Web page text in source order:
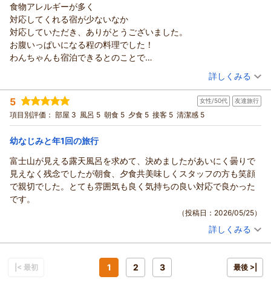
食物アレルギーが多く
対応してくれる宿が少ないなか
対応していただき、ありがとうございました。
お腹いっぱいになる程の料理でした！
わんちゃんも宿泊できるとのことで
次回はわんちゃんも連れてお泊まりしたいと思います。（投稿日：2026/05/26）
宿泊時期： 2026年04月宿泊 (家族旅行)
投稿者： くぅちゃんさん
宿泊プラン： 【じゃらんのお得な10日間】クチコミ5つ星の絶景天空露天と
季節の旬会席を愉しむ◆1泊2食付プランがお得！
和室 朝・夕
宿泊価格帯： 15,001～16,000円(大人一人あたり/税込)
詳しくみる
5 女性/50代 友達旅行
項目別評価： 部屋 3 風呂 5 朝食 5 夕食 5 接客 5 清潔感 5
幼なじみと年1回の旅行
富士山が見える露天風呂を求めて、決めましたがあいにく曇りで
見えなく残念でしたが朝食、夕食共美味しくスタッフの方も笑顔
で親切でした。とても雰囲気も良く気持ちの良い対応で良かった
です。
（投稿日：2026/05/25）
投稿者： あきさん(女性/50代)
季節の旬会席を愉しむ◆1泊2食付プランがお得！
12,001～13,000円(大人一人あたり/税込)
詳しくみる
|< 最初 1 2 3 最後 >|